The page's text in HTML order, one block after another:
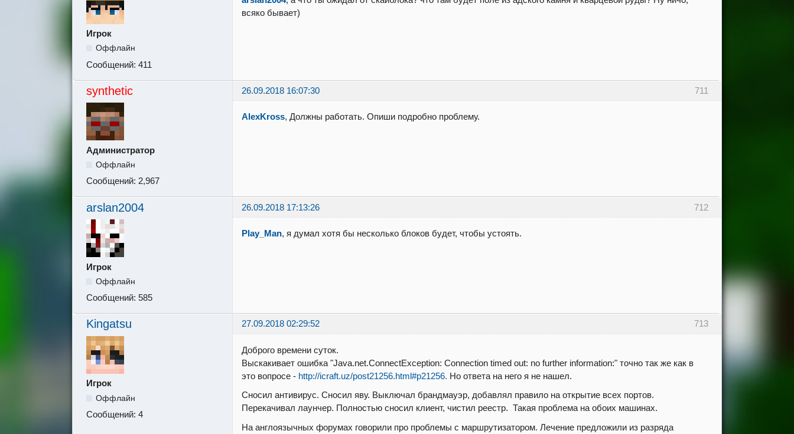
Игрок
Оффлайн
Сообщений: 411
всяко бывает)
711
synthetic 26.09.2018 16:07:30
Администратор
Оффлайн
Сообщений: 2,967
AlexKross, Должны работать. Опиши подробно проблему.
712
arslan2004 26.09.2018 17:13:26
Игрок
Оффлайн
Сообщений: 585
Play_Man, я думал хотя бы несколько блоков будет, чтобы устоять.
713
Kingatsu 27.09.2018 02:29:52
Игрок
Оффлайн
Сообщений: 4
Доброго времени суток.
Выскакивает ошибка "Java.net.ConnectException: Connection timed out: no further information:" точно так же как в
это вопросе - http://icraft.uz/post21256.html#p21256. Но ответа на него я не нашел.
Сносил антивирус. Сносил яву. Выключал брандмауэр, добавлял правило на открытие всех портов.
Перекачивал лаунчер. Полностью сносил клиент, чистил реестр. Такая проблема на обоих машинах.
На англоязычных форумах говорили про проблемы с маршрутизатором. Лечение предложили из разряда